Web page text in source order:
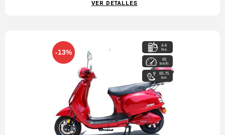
VER DETALLES
-13%
4-6
hrs
65
km/h
65-75
km